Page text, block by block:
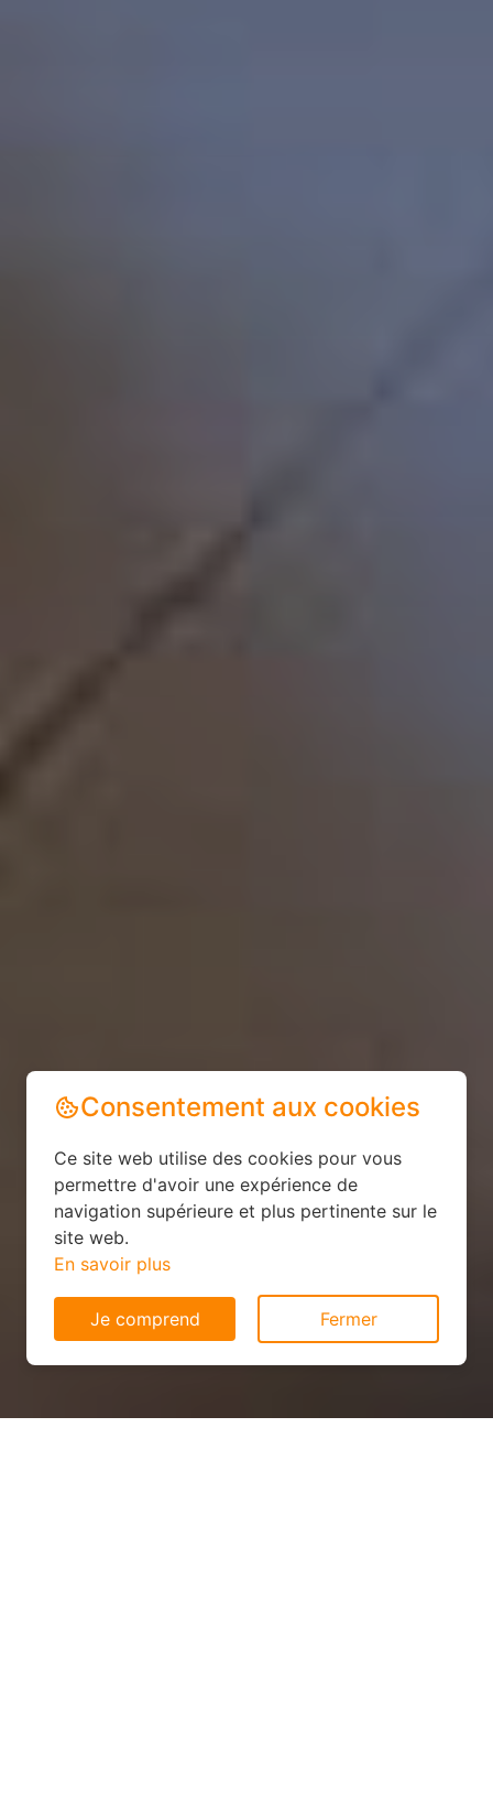
Consentement aux cookies
Ce site web utilise des cookies pour vous
permettre d'avoir une expérience de
navigation supérieure et plus pertinente sur le
site web.
En savoir plus
Je comprend Fermer